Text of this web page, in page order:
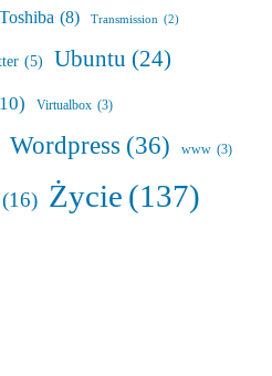
Toshiba (8) Transmission (2)
(5) Ubuntu (24)
Virtualbox (3)
Wordpress (36) www (3)
(16) Życie(137)